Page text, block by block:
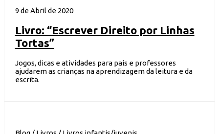
9 de Abril de 2020
Livro: “Escrever Direito por Linhas
Tortas”
Jogos, dicas e atividades para pais e professores
ajudarem as crianças na aprendizagem da leitura e da
escrita.